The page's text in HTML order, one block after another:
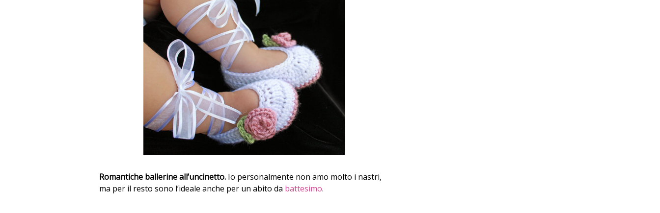
Romantiche ballerine all’uncinetto. Io personalmente non amo molto i nastri,
ma per il resto sono l’ideale anche per un abito da battesimo.